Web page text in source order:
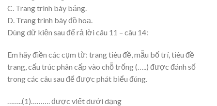
C. Trang trình bày bảng.
D. Trang trình bày đồ hoạ.
Dùng dữ kiện sau để rả lời câu 11 – câu 14:
Em hãy điền các cụm từ: trang tiêu đề, mẫu bố trí, tiêu đề
trang, cấu trúc phân cấp vào chỗ trống (…..) được đánh số
trong các câu sau để được phát biểu đúng.
……..(1)………. được viết dưới dạng